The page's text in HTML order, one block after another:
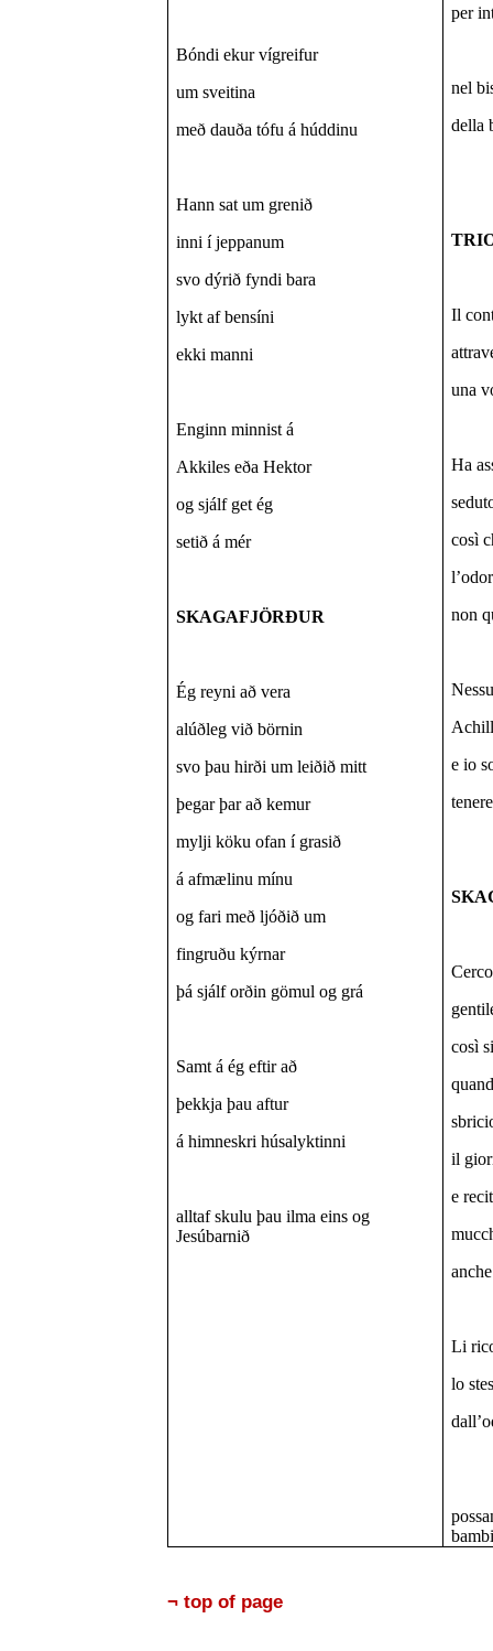
Bóndi ekur vígreifur
um sveitina
með dauða tófu á húddinu
Hann sat um grenið
inni í jeppanum
svo dýrið fyndi bara
lykt af bensíni
ekki manni
Enginn minnist á
Akkiles eða Hektor
og sjálf get ég
setið á mér
SKAGAFJÖRÐUR
Ég reyni að vera
alúðleg við börnin
svo þau hirði um leiðið mitt
þegar þar að kemur
mylji köku ofan í grasið
á afmælinu mínu
og fari með ljóðið um
fingruðu kýrnar
þá sjálf orðin gömul og grá
Samt á ég eftir að
þekkja þau aftur
á himneskri húsalyktinni
alltaf skulu þau ilma eins og
Jesúbarnið
per
nel
della
Il
una
Ha
così
non
e io
così
il
e
Li
lo
¬ top of page